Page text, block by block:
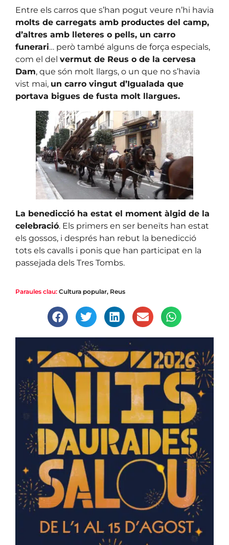
Entre els carros que s’han pogut veure n’hi havia
molts de carregats amb productes del camp,
d’altres amb lleteres o pells, un carro
funerari… però també alguns de força especials,
com el del vermut de Reus o de la cervesa
Dam, que són molt llargs, o un que no s’havia
vist mai, un carro vingut d’Igualada que
portava bigues de fusta molt llargues.
La benedicció ha estat el moment àlgid de la
celebració. Els primers en ser beneïts han estat
els gossos, i després han rebut la benedicció
tots els cavalls i ponis que han participat en la
passejada dels Tres Tombs.
Paraules clau: Cultura popular, Reus